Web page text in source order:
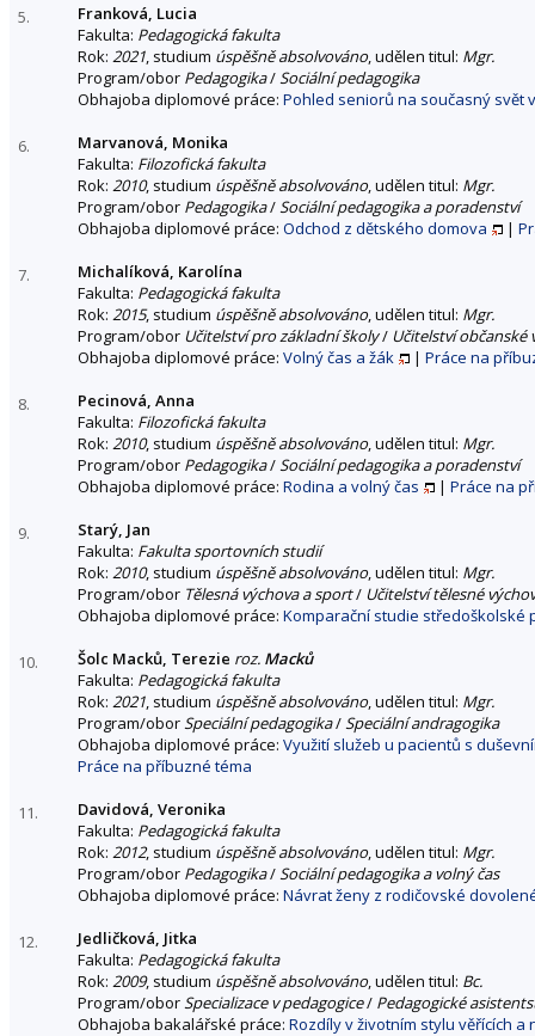
5.
Franková, Lucia
Fakulta: Pedagogická fakulta
Rok: 2021, studium úspěšně absolvováno, udělen titul: Mgr.
Program/obor Pedagogika/Sociální pedagogika
Obhajoba diplomové práce: Pohled seniorů na současný svět
6.
Marvanová, Monika
Fakulta: Filozofická fakulta
Rok: 2010, studium úspěšně absolvováno, udělen titul: Mgr.
Program/obor Pedagogika/Sociální pedagogika a poradenství
Obhajoba diplomové práce: Odchod z dětského domova |
7.
Michalíková, Karolína
Fakulta: Pedagogická fakulta
Rok: 2015, studium úspěšně absolvováno, udělen titul: Mgr.
Program/obor Učitelství pro základní školy/ Učitelství občanské
Obhajoba diplomové práce: Volný čas a žák | Práce na
8.
Pecinová, Anna
Fakulta: Filozofická fakulta
Rok: 2010, studium úspěšně absolvováno, udělen titul: Mgr.
Program/obor Pedagogika/Sociální pedagogika a poradenství
Obhajoba diplomové práce: Rodina a volný čas | Práce na
9.
Starý, Jan
Fakulta: Fakulta sportovních studií
Rok: 2010, studium úspěšně absolvováno, udělen titul: Mgr.
Program/obor Tělesná výchova a sport/ Učitelství tělesné
Obhajoba diplomové práce: Komparační studie středoškolské
10. Šolc Macků, Terezie roz. Macků
Fakulta: Pedagogická fakulta
Rok: 2021, studium úspěšně absolvováno, udělen titul: Mgr.
Program/oborSpeciální pedagogika/Speciální andragogika
Obhajoba diplomové práce: Využití služeb u pacientů s
Práce na příbuzné téma
11.
Davidová, Veronika
Fakulta: Pedagogická fakulta
Rok: 2012, studium úspěšně absolvováno, udělen titul: Mgr.
Program/obor Pedagogika/Sociální pedagogika a volný čas
Obhajoba diplomové práce: Návrat ženy z rodičovské
12.
Jedličková, Jitka
Fakulta: Pedagogická fakulta
Rok: 2009, studium úspěšně absolvováno, udělen titul: Bc.
Program/oborSpecializace v pedagogice/ Pedagogické
Obhajoba bakalářské práce: Rozdíly v životním stylu věřících